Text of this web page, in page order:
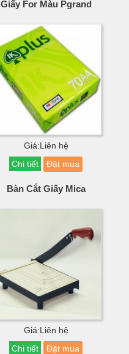
Giấy For Màu Pgrand
Giá:Liên hệ
Chi tiết
Đặt mua
Bàn Cắt Giấy Mica
Giá:Liên hệ
Chi tiết
Đặt mua